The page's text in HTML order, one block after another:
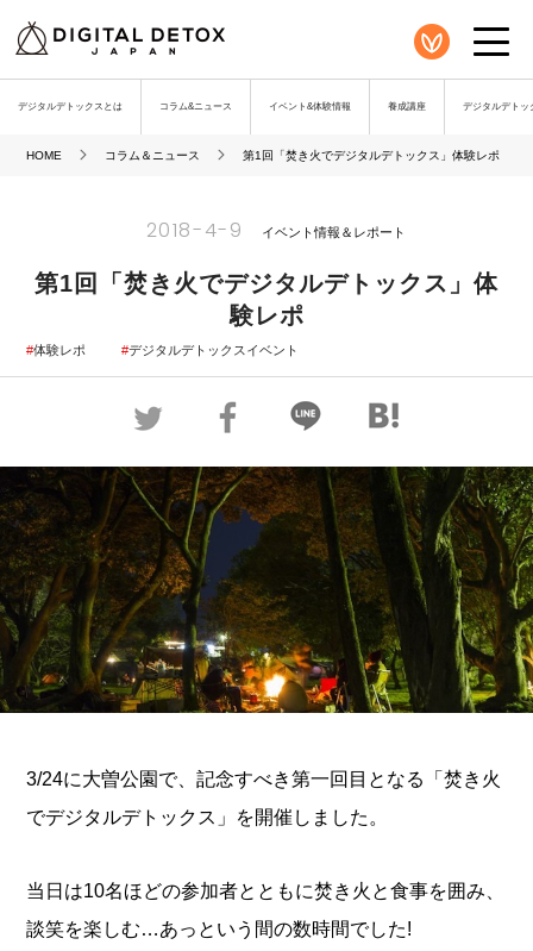
デジタルデトックスとは コラム&ニュース イベント&体験情報 養成講座 デジタルデトッ
HOME コラム＆ニュース 第1回「焚き火でデジタルデトックス」体験レポ
2018-4-9 イベント情報＆レポート
第1回「焚き火でデジタルデトックス」体
験レポ
体験レポ デジタルデトックスイベント
3/24に大曽公園で、記念すべき第一回目となる「焚き火
でデジタルデトックス」を開催しました。
当日は10名ほどの参加者とともに焚き火と食事を囲み、
談笑を楽しむ…あっという間の数時間でした!